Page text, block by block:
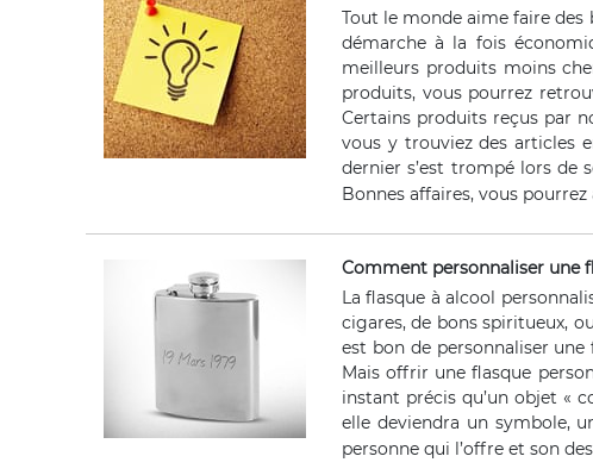
Tout le monde aime faire
démarche à la fois
meilleurs produits moins
produits, vous pourrez
Certains produits reçus par
vous y trouviez des articles
dernier s’est trompé lors de
Bonnes affaires, vous pourrez
Comment personnaliser une
La flasque à alcool
cigares, de bons spiritueux,
est bon de personnaliser une
Mais offrir une flasque
instant précis qu’un objet «
elle deviendra un symbole,
personne qui l’offre et son